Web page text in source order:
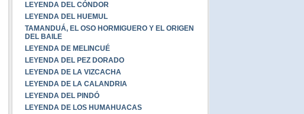
LEYENDA DEL CÓNDOR
LEYENDA DEL HUEMUL
TAMANDUÁ, EL OSO HORMIGUERO Y EL ORIGEN
DEL BAILE
LEYENDA DE MELINCUÉ
LEYENDA DEL PEZ DORADO
LEYENDA DE LA VIZCACHA
LEYENDA DE LA CALANDRIA
LEYENDA DEL PINDÓ
LEYENDA DE LOS HUMAHUACAS